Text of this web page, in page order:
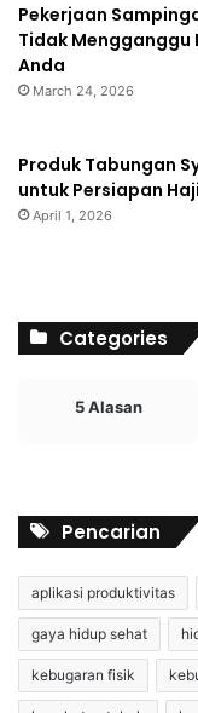
Pekerjaan
Tidak Mengganggu
Anda
March 24, 2026
Produk Tabungan
untuk Persiapan
April 1, 2026
Categories
5 Alasan
Pencarian
aplikasi produktivitas
gaya hidup sehat
kebugaran fisik